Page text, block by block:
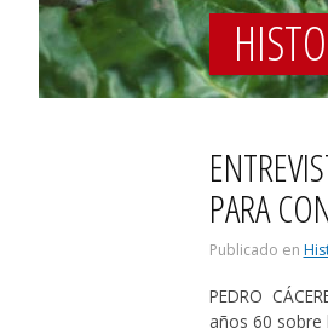
PARA
Publicado en
PEDRO
años 60 sobre